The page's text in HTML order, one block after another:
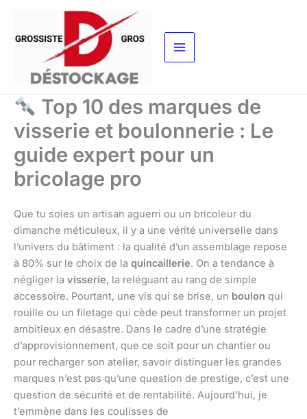
contenu
Top 10 des marques de
visserie et boulonnerie : Le
guide expert pour un
bricolage pro
Que tu soies un artisan aguerri ou un bricoleur du
dimanche méticuleux, il y a une vérité universelle dans
l’univers du bâtiment : la qualité d’un assemblage repose
à 80% sur le choix de la quincaillerie. On a tendance à
négliger la visserie, la reléguant au rang de simple
accessoire. Pourtant, une vis qui se brise, un boulon qui
rouille ou un filetage qui cède peut transformer un projet
ambitieux en désastre. Dans le cadre d’une stratégie
d’approvisionnement, que ce soit pour un chantier ou
pour recharger son atelier, savoir distinguer les grandes
marques n’est pas qu’une question de prestige, c’est une
question de sécurité et de rentabilité. Aujourd’hui, je
t’emmène dans les coulisses de